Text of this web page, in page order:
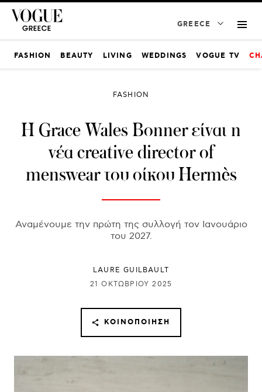
GREECE
FASHION BEAUTY LIVING WEDDINGS VOGUE TV
FASHION
H Grace Wales Bonner είναι η
νέα creative director of
menswear του οίκου Hermès
Αναμένουμε την πρώτη της συλλογή τον Ιανουάριο
του 2027.
LAURE GUILBAULT
21 ΟΚΤΩΒΡΊΟΥ 2025
ΚΟΙΝΟΠΟΊΗΣΗ